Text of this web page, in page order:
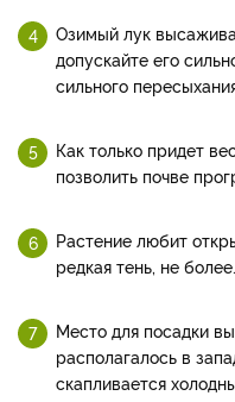
Озимый лук
допускайте его
сильного
Как только придет
позволить почве
Растение любит
редкая тень, не более.
Место для посадки
располагалось в
скапливается